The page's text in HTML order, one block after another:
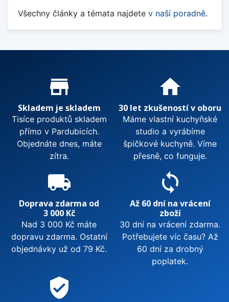
Všechny články a témata najdete v naší poradně.
Proč nakupovat u nás?
store_mall_directory
Skladem je skladem
Tisíce produktů skladem
přímo v Pardubicích.
Objednáte dnes, máte
zítra.
home
30 let zkušeností v oboru
Máme vlastní kuchyňské
studio a vyrábíme
špičkové kuchyně. Víme
přesně, co funguje.
local_shipping
Doprava zdarma od
3 000 Kč
Nad 3 000 Kč máte
dopravu zdarma. Ostatní
objednávky už od 79 Kč.
sync
Až 60 dní na vrácení
zboží
30 dní na vrácení zdarma.
Potřebujete víc času? Až
60 dní za drobný
poplatek.
verified_user